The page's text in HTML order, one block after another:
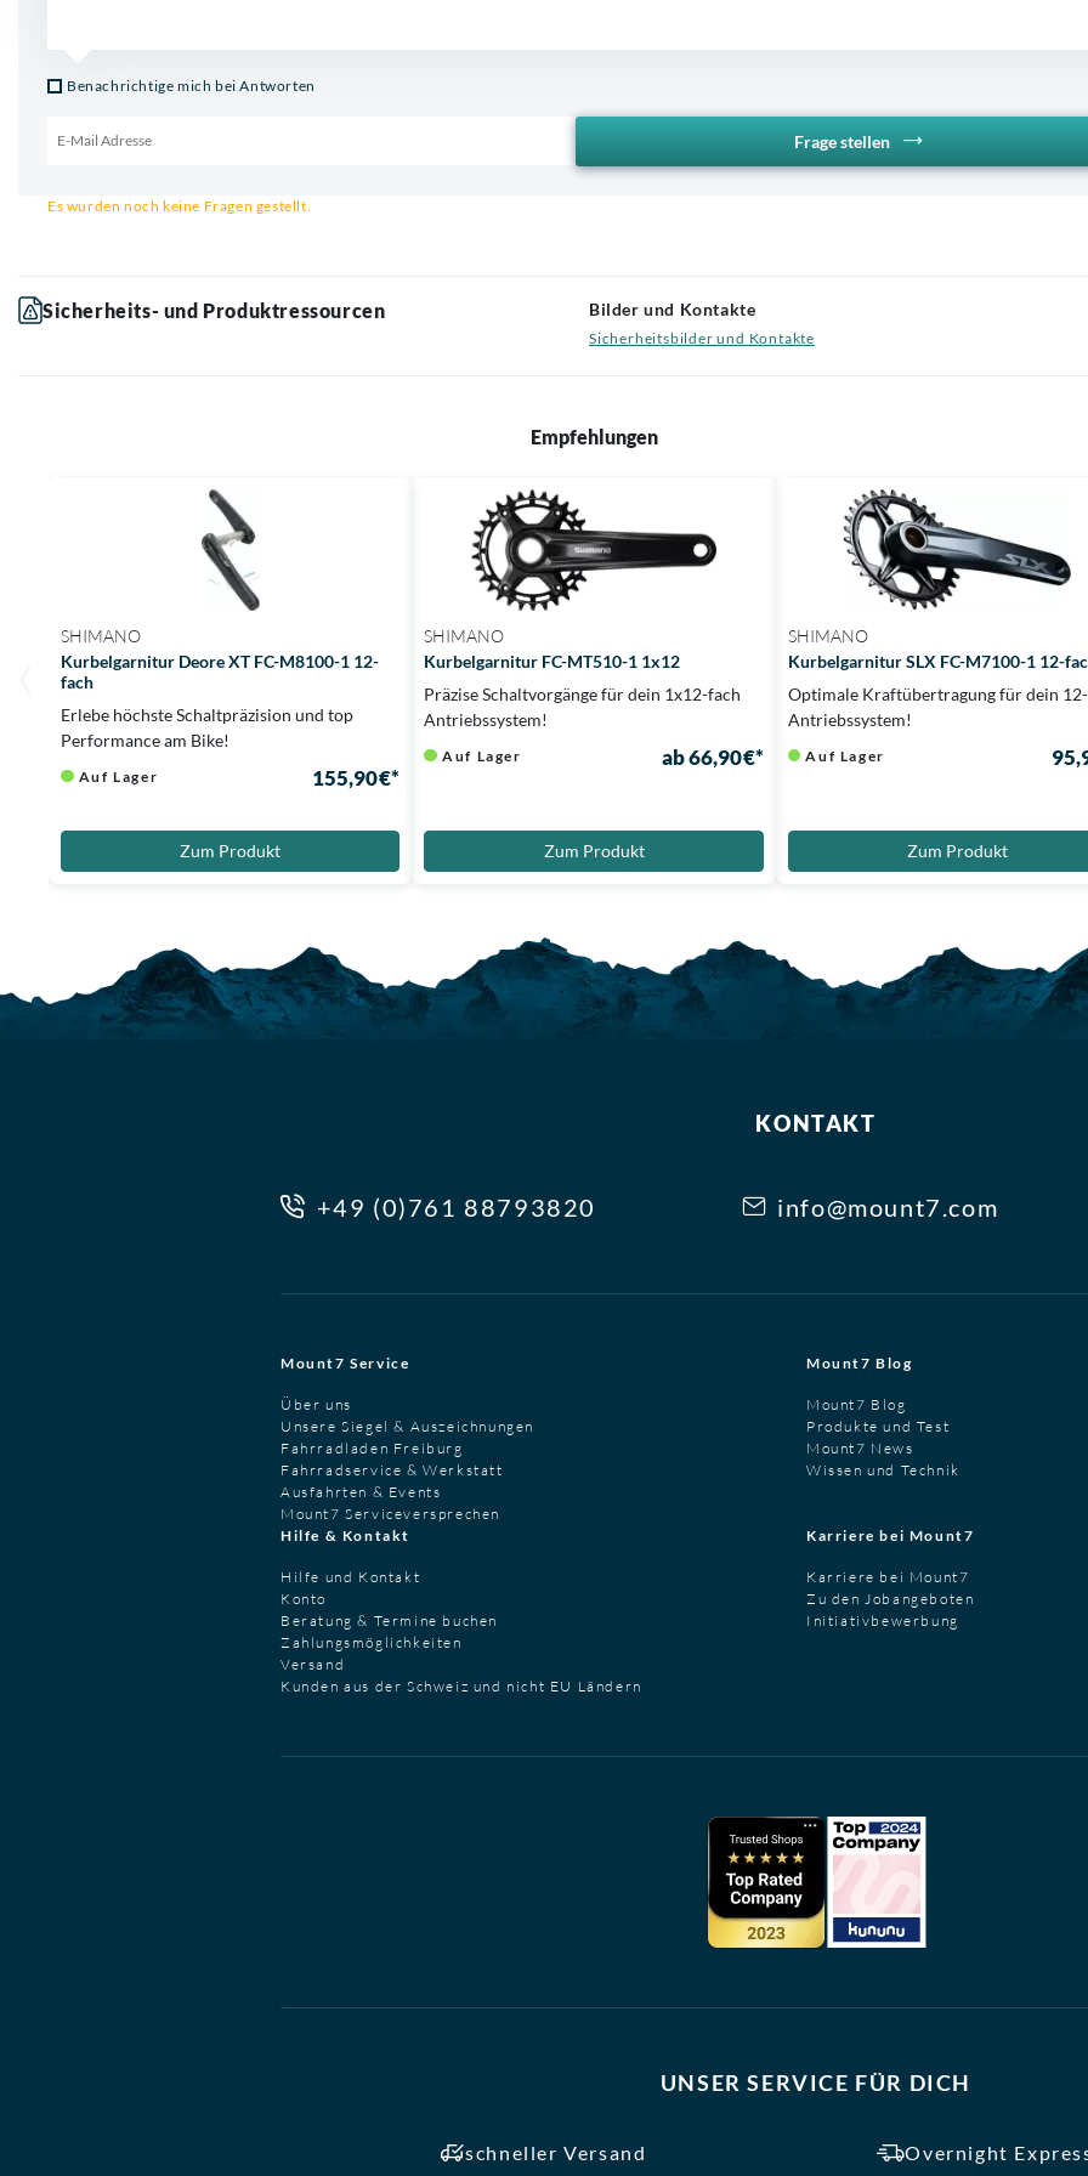
Benachrichtige mich bei Antworten
Frage stellen
Es wurden noch keine Fragen gestellt.
Sicherheits- und Produktressourcen Bilder und Kontakte
Sicherheitsbilder und Kontakte
Empfehlungen
SHIMANO
Kurbelgarnitur Deore XT FC-M8100-1 12-
fach
Erlebe höchste Schaltpräzision und top
Performance am Bike!
Auf Lager 155,90 €*
Zum Produkt
SHIMANO
Kurbelgarnitur FC-MT510-1 1x12
Präzise Schaltvorgänge für dein 1x12-fach
Antriebssystem!
Auf Lager ab 66,90 €*
Zum Produkt
SHIMANO
Kurbelgarnitur SLX FC-M7100-1 12-
Optimale Kraftübertragung für dein
Antriebssystem!
Auf Lager
Zum Produkt
KONTAKT
+49 (0)761 88793820 info@mount7.com
Mount7 Service
Über uns
Unsere Siegel & Auszeichnungen
Fahrradladen Freiburg
Fahrradservice & Werkstatt
Ausfahrten & Events
Mount7 Serviceversprechen
Mount7 Blog
Mount7 Blog
Produkte und Test
Mount7 News
Wissen und Technik
Hilfe & Kontakt
Hilfe und Kontakt
Konto
Beratung & Termine buchen
Zahlungsmöglichkeiten
Versand
Kunden aus der Schweiz und nicht EU Ländern
Karriere bei Mount7
Karriere bei Mount7
Zu den Jobangeboten
Initiativbewerbung
UNSER SERVICE FÜR DICH
schneller Versand Overnight